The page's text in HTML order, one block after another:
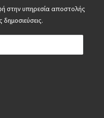
στην υπηρεσία αποστολής